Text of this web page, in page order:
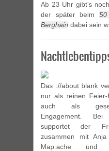
Ab 23 Uhr gibt’s
der später beim
Berghain dabei sein
Das ://about blank
nur als reinen Feier-
auch als
Engagement.
supportet der
zusammen mit
Map.ache und